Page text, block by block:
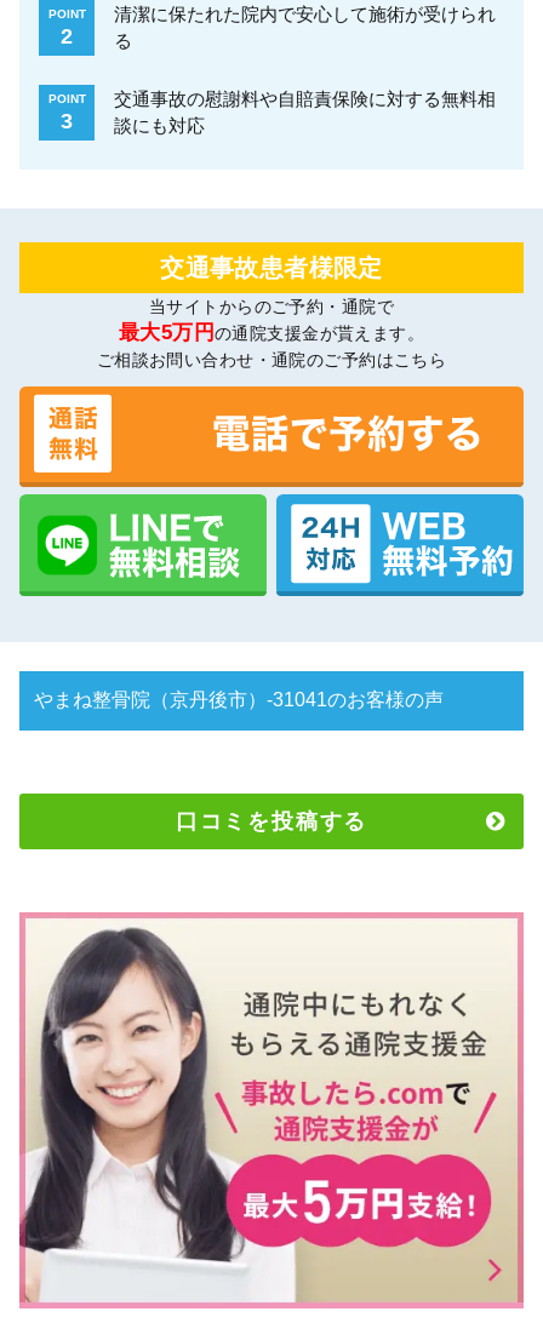
POINT
2
清潔に保たれた院内で安心して施術が受けられ
る
POINT
3
交通事故の慰謝料や自賠責保険に対する無料相
談にも対応
交通事故患者様限定
当サイトからのご予約・通院で
最大5万円の通院支援金が貰えます。
ご相談お問い合わせ・通院のご予約はこちら
やまね整骨院（京丹後市）-31041のお客様の声
口コミを投稿する